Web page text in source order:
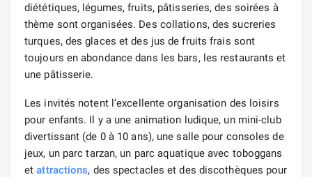
diététiques, légumes, fruits, pâtisseries, des soirées à
thème sont organisées. Des collations, des sucreries
turques, des glaces et des jus de fruits frais sont
toujours en abondance dans les bars, les restaurants et
une pâtisserie.
Les invités notent l’excellente organisation des loisirs
pour enfants. Il y a une animation ludique, un mini-club
divertissant (de 0 à 10 ans), une salle pour consoles de
jeux, un parc tarzan, un parc aquatique avec toboggans
etattractions, des spectacles et des discothèques pour